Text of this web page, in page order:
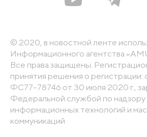
© 2020, в новостной ленте
Информационного агентства
Все права защищены.
принятия решения о
ФС77-78746 от 30 июля 2020 г.,
Федеральной службой по надзору
информационных технологий и
коммуникаций